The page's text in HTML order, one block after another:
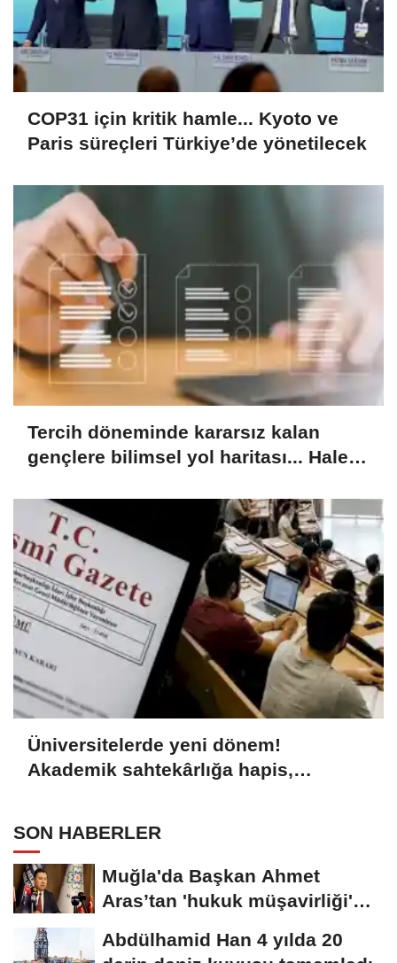
COP31 için kritik hamle... Kyoto ve
Paris süreçleri Türkiye’de yönetilecek
Tercih döneminde kararsız kalan
gençlere bilimsel yol haritası... Halen
Üniversitelerde yeni dönem!
Akademik sahtekârlığa hapis,
SON HABERLER
Muğla'da Başkan Ahmet
Aras’tan 'hukuk müşavirliği'
Abdülhamid Han 4 yılda 20